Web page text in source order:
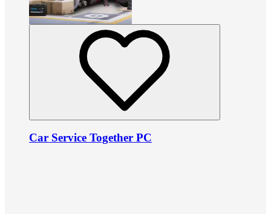
Car Service Together PC